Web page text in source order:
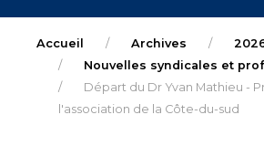
Accueil Archives
Nouvelles syndicales et
Départ du Dr Yvan Mathieu -
l'association de la Côte-du-sud